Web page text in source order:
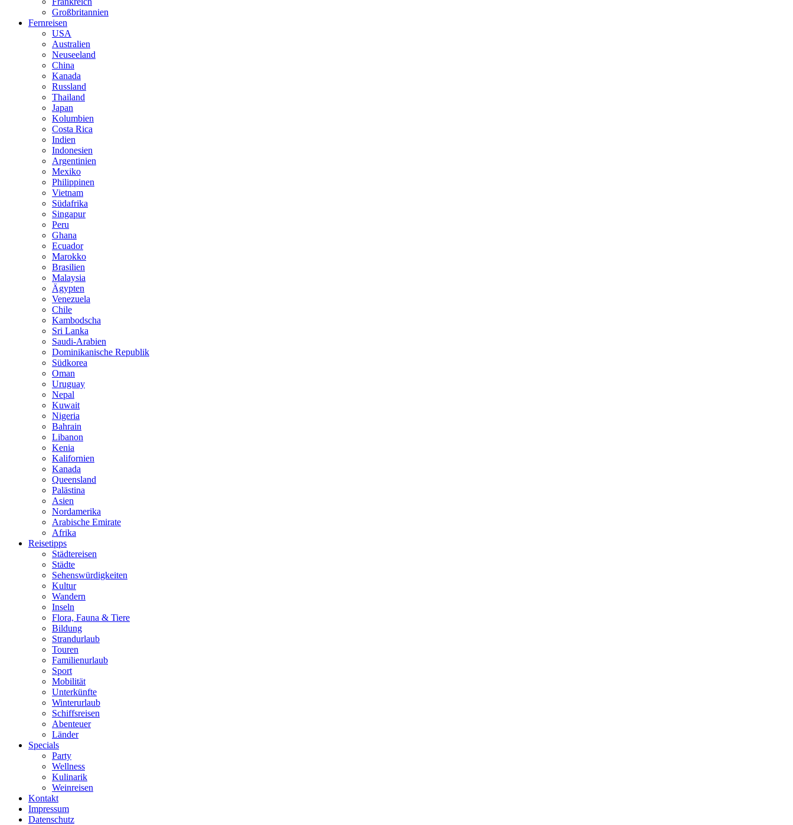
Großbritannien
Fernreisen
USA
Australien
Neuseeland
China
Kanada
Russland
Thailand
Japan
Kolumbien
Costa Rica
Indien
Indonesien
Argentinien
Mexiko
Philippinen
Vietnam
Südafrika
Singapur
Peru
Ghana
Ecuador
Marokko
Brasilien
Malaysia
Ägypten
Venezuela
Chile
Kambodscha
Sri Lanka
Saudi-Arabien
Dominikanische Republik
Südkorea
Oman
Uruguay
Nepal
Kuwait
Nigeria
Bahrain
Libanon
Kenia
Kalifornien
Kanada
Queensland
Palästina
Asien
Nordamerika
Arabische Emirate
Afrika
Reisetipps
Städtereisen
Städte
Sehenswürdigkeiten
Kultur
Wandern
Inseln
Flora, Fauna & Tiere
Bildung
Strandurlaub
Touren
Familienurlaub
Sport
Mobilität
Unterkünfte
Winterurlaub
Schiffsreisen
Abenteuer
Länder
Specials
Party
Wellness
Kulinarik
Weinreisen
Kontakt
Impressum
Datenschutz